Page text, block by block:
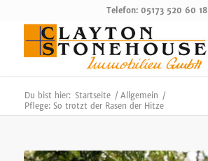
Telefon: 05173 520 60 18
Du bist hier: Startseite / Allgemein /
Pflege: So trotzt der Rasen der Hitze